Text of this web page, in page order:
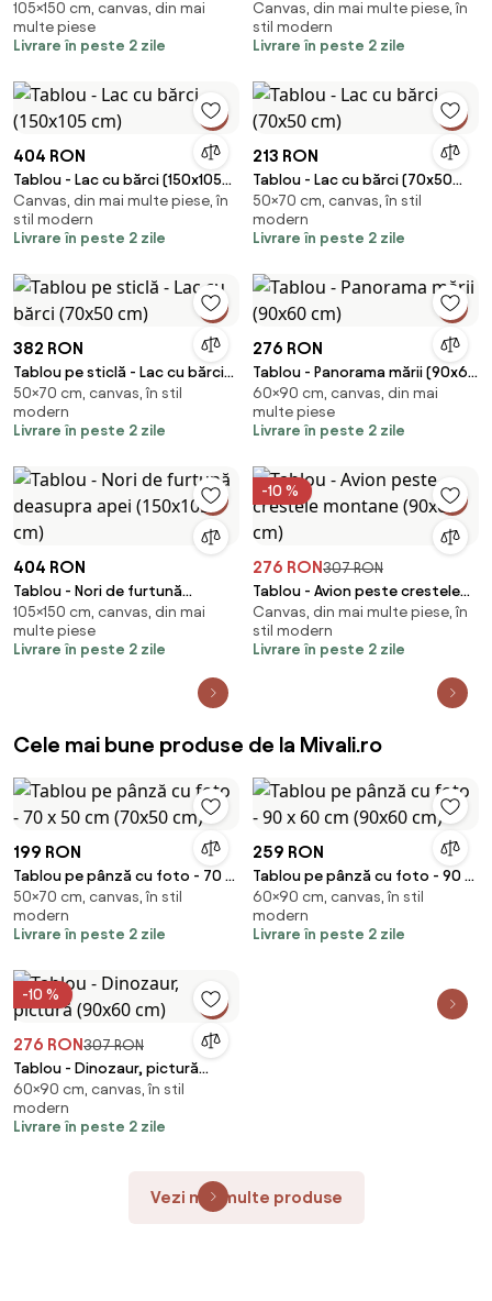
(150x105 cm)
105×150 cm, canvas, din mai
multe piese
Livrare în peste 2 zile
Canvas, din mai multe piese, în
stil modern
Livrare în peste 2 zile
404 RON
Tablou - Lac cu bărci (150x105
cm)
Canvas, din mai multe piese, în
stil modern
Livrare în peste 2 zile
213 RON
Tablou - Lac cu bărci (70x50
cm)
50×70 cm, canvas, în stil
modern
Livrare în peste 2 zile
382 RON
Tablou pe sticlă - Lac cu bărci
(70x50 cm)
50×70 cm, canvas, în stil
modern
Livrare în peste 2 zile
276 RON
Tablou - Panorama mării (90x60
cm)
60×90 cm, canvas, din mai
multe piese
Livrare în peste 2 zile
404 RON
Tablou - Nori de furtună
deasupra apei (150x105 cm)
105×150 cm, canvas, din mai
multe piese
Livrare în peste 2 zile
-10 %
276 RON307 RON
Tablou - Avion peste crestele
montane (90x60 cm)
Canvas, din mai multe piese, în
stil modern
Livrare în peste 2 zile
Cele mai bune produse de la Mivali.ro
199 RON
Tablou pe pânză cu foto - 70 x
50 cm (70x50 cm)
50×70 cm, canvas, în stil
modern
Livrare în peste 2 zile
259 RON
Tablou pe pânză cu foto - 90 x
60 cm (90x60 cm)
60×90 cm, canvas, în stil
modern
Livrare în peste 2 zile
-10 %
276 RON307 RON
Tablou - Dinozaur, pictură
(90x60 cm)
60×90 cm, canvas, în stil
modern
Livrare în peste 2 zile
Vezi mai multe produse